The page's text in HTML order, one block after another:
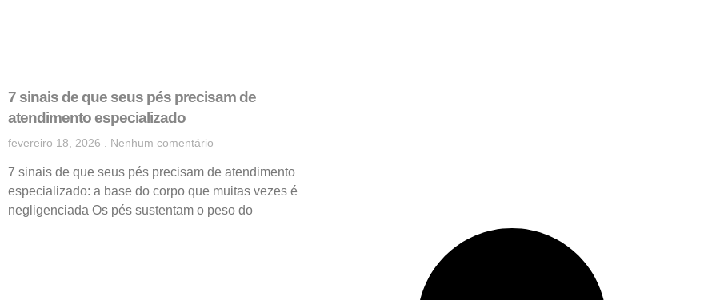
7 sinais de que seus pés precisam de
atendimento especializado
fevereiro 18, 2026 Nenhum comentário
7 sinais de que seus pés precisam de atendimento
especializado: a base do corpo que muitas vezes é
negligenciada Os pés sustentam o peso do